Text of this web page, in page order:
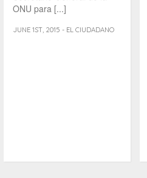
ONU para [...]
JUNE 1ST, 2015 - EL CIUDADANO